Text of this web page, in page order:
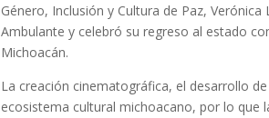
Género, Inclusión y Cultura de Paz,
Ambulante y celebró su regreso al estado
Michoacán.
La creación cinematográfica, el desarrollo
ecosistema cultural michoacano, por lo que